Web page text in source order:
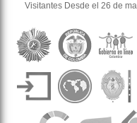
Visitantes Desde el 26 de